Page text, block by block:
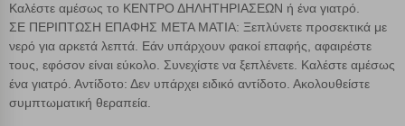
Καλέστε αμέσως το ΚΕΝΤΡΟ ΔΗΛΗΤΗΡΙΑΣΕΩΝ ή ένα γιατρό.
ΣΕ ΠΕΡΙΠΤΩΣΗ ΕΠΑΦΗΣ ΜΕΤΑ ΜΑΤΙΑ: Ξεπλύνετε προσεκτικά με
νερό για αρκετά λεπτά. Εάν υπάρχουν φακοί επαφής, αφαιρέστε
τους, εφόσον είναι εύκολο. Συνεχίστε να ξεπλένετε. Καλέστε αμέσως
ένα γιατρό. Αντίδοτο: Δεν υπάρχει ειδικό αντίδοτο. Ακολουθείστε
συμπτωματική θεραπεία.